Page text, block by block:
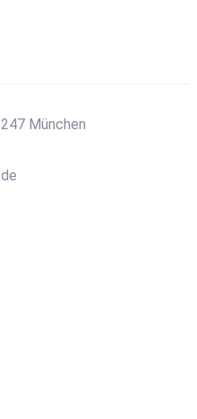
München